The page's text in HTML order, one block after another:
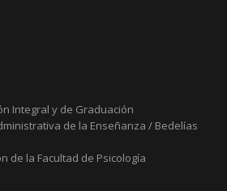
Integral y de Graduación
de la Enseñanza / Bedelías
de la Facultad de Psicología